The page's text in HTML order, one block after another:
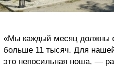
«Мы каждый месяц должны
больше 11 тысяч. Для
это непосильная ноша, —